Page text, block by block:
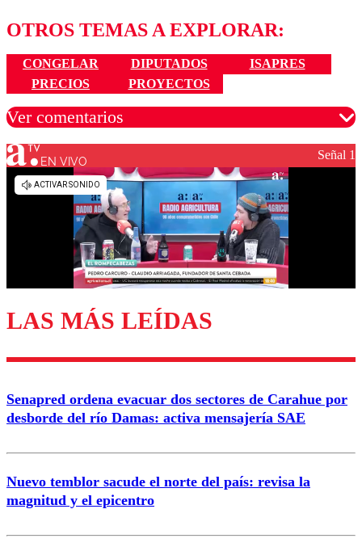
OTROS TEMAS A EXPLORAR:
CONGELAR DIPUTADOS
ISAPRES
PRECIOS
PROYECTOS
Ver comentarios
Los comentarios son moderados para garantizar un
diálogo respetuoso.
Enviar comentario
EN VIVO Señal 1
LAS MÁS LEÍDAS
Senapred ordena evacuar dos sectores de Carahue por
desborde del río Damas: activa mensajería SAE
Nuevo temblor sacude el norte del país: revisa la
magnitud y el epicentro